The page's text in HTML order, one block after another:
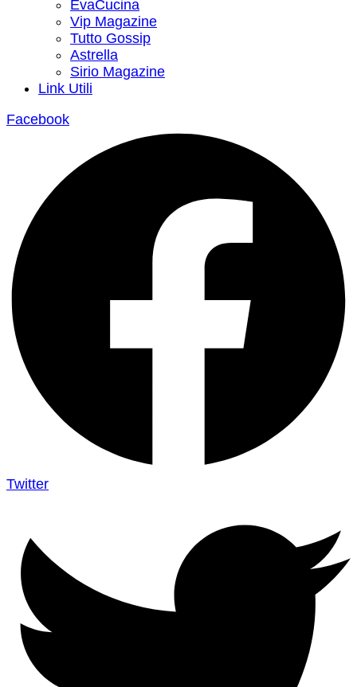
EvaCucina
Vip Magazine
Tutto Gossip
Astrella
Sirio Magazine
Link Utili
Facebook
Twitter